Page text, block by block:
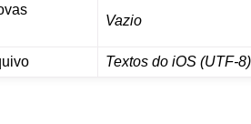
Vazio
Textos do iOS (UTF-8)